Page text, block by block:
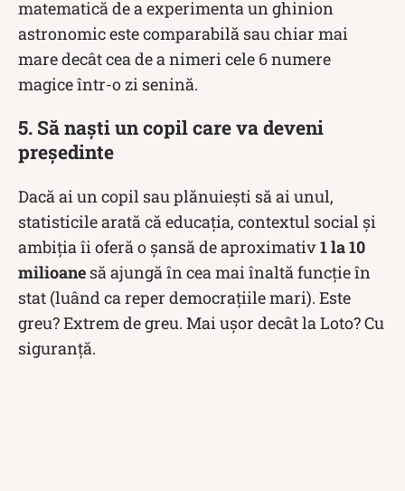
matematică de a experimenta un ghinion
astronomic este comparabilă sau chiar mai
mare decât cea de a nimeri cele 6 numere
magice într-o zi senină.
5. Să naști un copil care va deveni
președinte
Dacă ai un copil sau plănuiești să ai unul,
statisticile arată că educația, contextul social și
ambiția îi oferă o șansă de aproximativ1 la 10
milioane să ajungă în cea mai înaltă funcție în
stat (luând ca reper democrațiile mari). Este
greu? Extrem de greu. Mai ușor decât la Loto? Cu
siguranță.